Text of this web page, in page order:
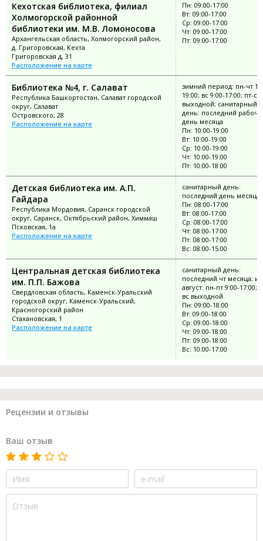
Кехотская библиотека, филиал
Холмогорской районной
библиотеки им. М.В. Ломоносова
Архангельская область, Холмогорский район,
д. Григоровская, Кехта
Григоровская д, 31
Расположение на карте
Пн: 09:00-17:00
Вт: 09:00-17:00
Ср: 09:00-17:00
Чт: 09:00-17:00
Пт: 09:00-17:00
Библиотека №4, г. Салават
Республика Башкортостан, Салават городской
округ, Салават
Островского, 28
Расположение на карте
зимний период: пн-чт
19:00; вс 9:00-17:00; пт-сб
выходной; санитарный
день: последний
день месяца
Пн: 10:00-19:00
Вт: 10:00-19:00
Ср: 10:00-19:00
Чт: 10:00-19:00
Пт: 10:00-18:00
Детская библиотека им. А.П.
Гайдара
Республика Мордовия, Саранск городской
округ, Саранск, Октябрьский район, Химмаш
Псковская, 1а
Расположение на карте
санитарный день:
последний день месяца
Пн: 08:00-17:00
Вт: 08:00-17:00
Ср: 08:00-17:00
Чт: 08:00-17:00
Пт: 08:00-17:00
Вс: 08:00-15:00
Центральная детская библиотека
им. П.П. Бажова
Свердловская область, Каменск-Уральский
городской округ, Каменск-Уральский,
Красногорский район
Стахановская, 1
Расположение на карте
санитарный день:
последний чт месяца;
август: пн-пт 9:00-17:00;
вс выходной
Пн: 09:00-18:00
Вт: 09:00-18:00
Ср: 09:00-18:00
Чт: 09:00-18:00
Пт: 09:00-18:00
Вс: 10:00-17:00
Рецензии и отзывы
Ваш отзыв